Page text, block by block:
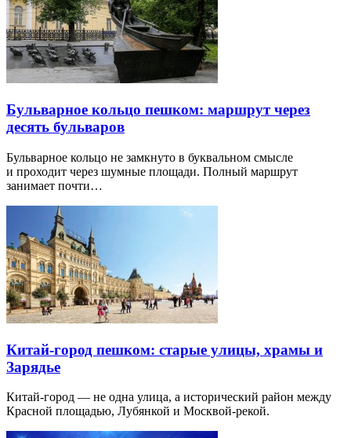
Бульварное кольцо пешком: маршрут через
десять бульваров
Бульварное кольцо не замкнуто в буквальном смысле
и проходит через шумные площади. Полный маршрут
занимает почти…
Китай-город пешком: старые улицы, храмы и
Зарядье
Китай-город — не одна улица, а исторический район между
Красной площадью, Лубянкой и Москвой-рекой.